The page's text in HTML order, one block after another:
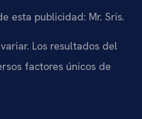
esta publicidad: Mr. Sris.
Los resultados del
factores únicos de